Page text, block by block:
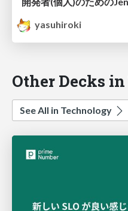
yasuhiroki
Other Decks
See All in Technology